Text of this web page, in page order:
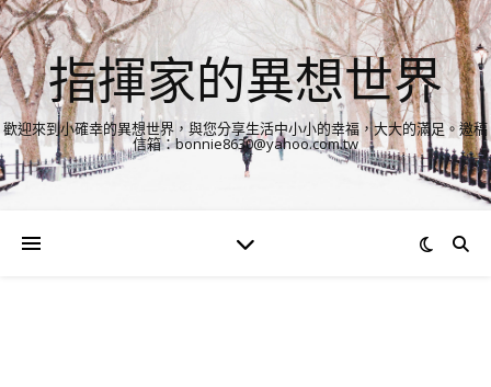
指揮家的異想世界
歡迎來到小確幸的異想世界，與您分享生活中小小的幸福，大大的滿足。邀稿
信箱：bonnie8630@yahoo.com.tw